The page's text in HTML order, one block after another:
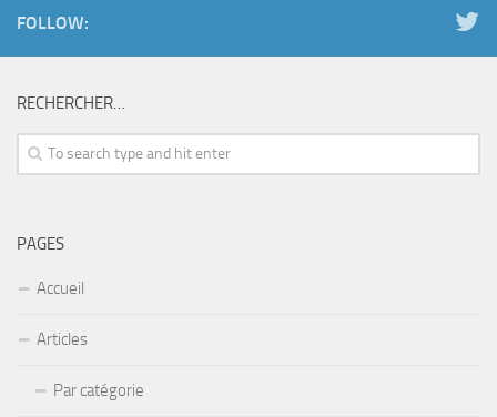
FOLLOW:
RECHERCHER…
PAGES
Accueil
Articles
Par catégorie